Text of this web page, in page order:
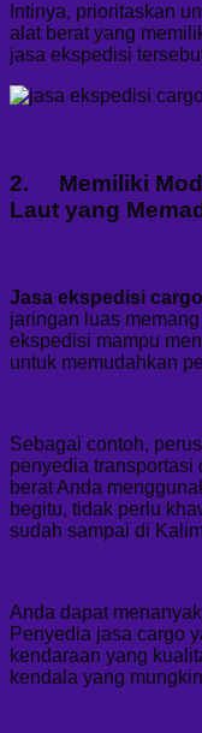
Intinya, prioritaskan
alat berat yang
jasa ekspedisi
2. Memiliki
Laut yang
Jasa ekspedisi
jaringan luas
ekspedisi mampu
untuk memudahkan
Sebagai contoh,
penyedia transportasi
berat Anda
begitu, tidak perlu
sudah sampai di
Anda dapat
Penyedia jasa cargo
kendaraan yang
kendala yang